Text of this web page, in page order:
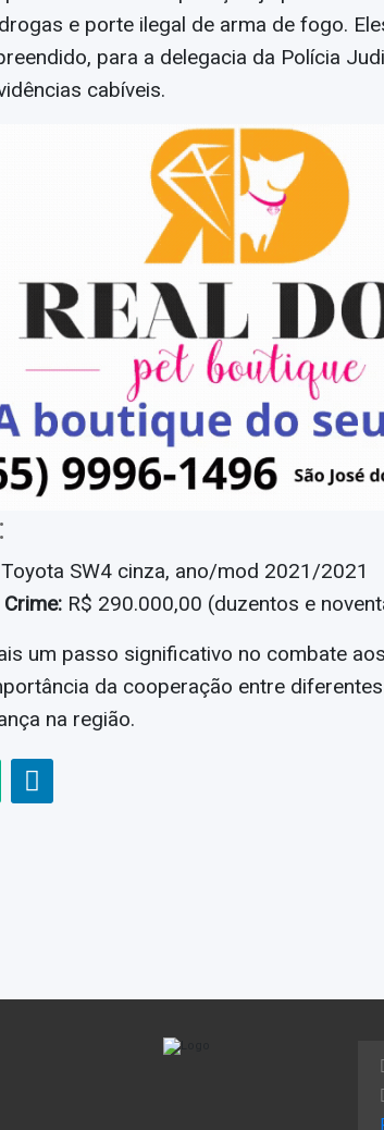
e porte ilegal de arma de fogo.
para a delegacia da Polícia
cabíveis.
SW4 cinza, ano/mod 2021/2021
R$ 290.000,00 (duzentos e
um passo significativo no combate
da cooperação entre
na região.